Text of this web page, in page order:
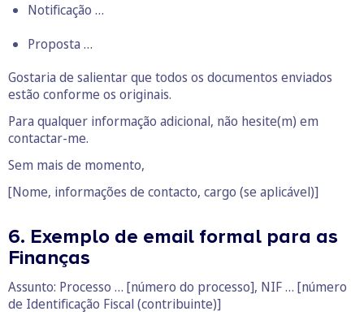
Notificação …
Proposta …
Gostaria de salientar que todos os documentos enviados
estão conforme os originais.
Para qualquer informação adicional, não hesite(m) em
contactar-me.
Sem mais de momento,
[Nome, informações de contacto, cargo (se aplicável)]
6. Exemplo de email formal para as
Finanças
Assunto: Processo … [número do processo], NIF … [número
de Identificação Fiscal (contribuinte)]